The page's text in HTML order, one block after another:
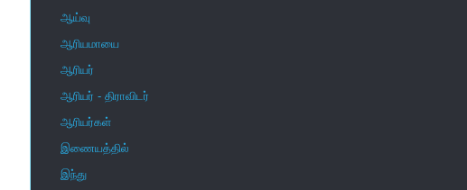
ஆய்வு
ஆரியமாயை
ஆரியர்
ஆரியர் - திராவிடர்
ஆரியர்கள்
இணையத்தில்
இந்து